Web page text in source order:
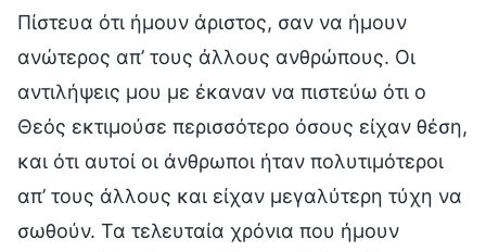
Πίστευα ότι ήμουν άριστος, σαν να ήμουν
ανώτερος απ’ τους άλλους ανθρώπους. Οι
αντιλήψεις μου με έκαναν να πιστεύω ότι ο
Θεός εκτιμούσε περισσότερο όσους είχαν θέση,
και ότι αυτοί οι άνθρωποι ήταν πολυτιμότεροι
απ’ τους άλλους και είχαν μεγαλύτερη τύχη να
σωθούν. Τα τελευταία χρόνια που ήμουν